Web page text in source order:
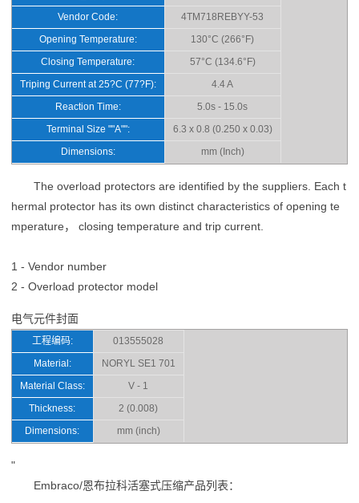
Vendor Code:
4TM718REBYY-53
Opening Temperature:
130°C (266°F)
Closing Temperature:
57°C (134.6°F)
Triping Current at 25?C (77?F):
4.4 A
Reaction Time:
5.0s - 15.0s
Terminal Size ""A"":
6.3 x 0.8 (0.250 x 0.03)
Dimensions:
mm (Inch)
The overload protectors are identified by the suppliers. Each t
hermal protector has its own distinct characteristics of opening te
mperature， closing temperature and trip current.
1 - Vendor number
2 - Overload protector model
电气元件封面
工程编码:
013555028
Material:
NORYL SE1 701
Material Class:
V - 1
Thickness:
2 (0.008)
Dimensions:
mm (inch)
"
Embraco/恩布拉科活塞式压缩产品列表：